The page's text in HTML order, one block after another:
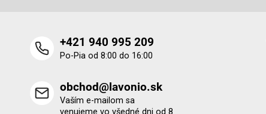
+421 940 995 209
Po-Pia od 8:00 do 16:00
obchod@lavonio.sk
Vaším e-mailom sa
venujeme vo všedné dni od 8